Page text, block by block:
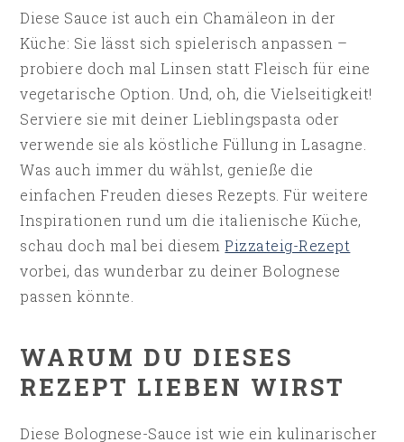
Diese Sauce ist auch ein Chamäleon in der
Küche: Sie lässt sich spielerisch anpassen –
probiere doch mal Linsen statt Fleisch für eine
vegetarische Option. Und, oh, die Vielseitigkeit!
Serviere sie mit deiner Lieblingspasta oder
verwende sie als köstliche Füllung in Lasagne.
Was auch immer du wählst, genieße die
einfachen Freuden dieses Rezepts. Für weitere
Inspirationen rund um die italienische Küche,
schau doch mal bei diesemPizzateig-Rezept
vorbei, das wunderbar zu deiner Bolognese
passen könnte.
WARUM DU DIESES
REZEPT LIEBEN WIRST
Diese Bolognese-Sauce ist wie ein kulinarischer